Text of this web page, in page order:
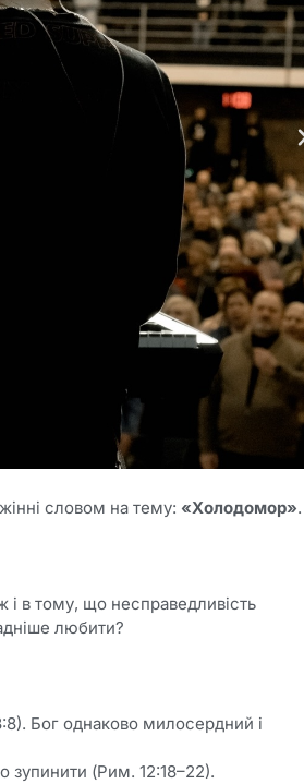
словом на тему: «Холодомор».
і в тому, що несправедливість
любити?
Бог однаково милосердний і
зупинити (Рим. 12:18–22).